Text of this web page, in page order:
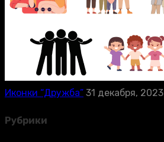
Иконки “Дружба” 31 декабря, 2023
Рубрики